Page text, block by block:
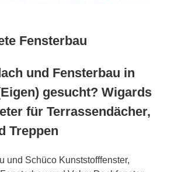
Fensterbau
und Fensterbau in
gesucht? Wigards
für Terrassendächer,
Treppen
und Schüco Kunststofffenster,